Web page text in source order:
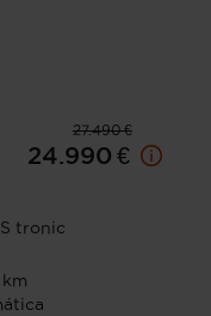
27.490 €
24.990 €
tronic
km